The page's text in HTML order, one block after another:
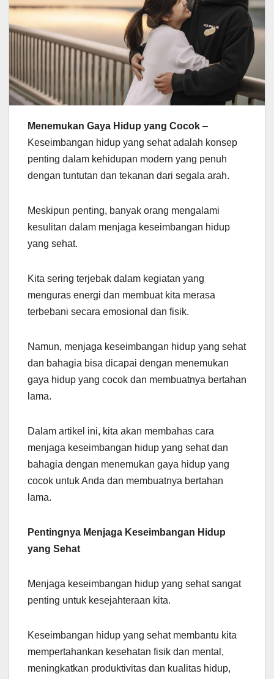
Menemukan Gaya Hidup yang Cocok –
Keseimbangan hidup yang sehat adalah konsep
penting dalam kehidupan modern yang penuh
dengan tuntutan dan tekanan dari segala arah.
Meskipun penting, banyak orang mengalami
kesulitan dalam menjaga keseimbangan hidup
yang sehat.
Kita sering terjebak dalam kegiatan yang
menguras energi dan membuat kita merasa
terbebani secara emosional dan fisik.
Namun, menjaga keseimbangan hidup yang sehat
dan bahagia bisa dicapai dengan menemukan
gaya hidup yang cocok dan membuatnya bertahan
lama.
Dalam artikel ini, kita akan membahas cara
menjaga keseimbangan hidup yang sehat dan
bahagia dengan menemukan gaya hidup yang
cocok untuk Anda dan membuatnya bertahan
lama.
Pentingnya Menjaga Keseimbangan Hidup
yang Sehat
Menjaga keseimbangan hidup yang sehat sangat
penting untuk kesejahteraan kita.
Keseimbangan hidup yang sehat membantu kita
mempertahankan kesehatan fisik dan mental,
meningkatkan produktivitas dan kualitas hidup,